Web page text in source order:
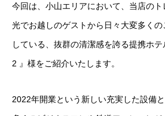
今回は、小山エリアにおいて、当店の
光でお越しのゲストから日々大変多く
している、抜群の清潔感を誇る提携ホ
2 』様をご紹介いたします。
2022年開業という新しい充実した設備